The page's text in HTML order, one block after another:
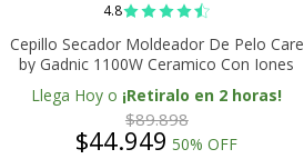
4.8
Cepillo Secador Moldeador De Pelo Care
by Gadnic 1100W Ceramico Con Iones
Negativos
Llega Hoy o ¡Retiralo en 2 horas!
$89.898
$44.949 50% OFF